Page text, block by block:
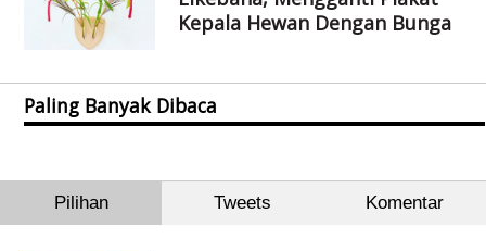
Kepala Hewan Dengan Bunga
Paling Banyak Dibaca
Pilihan Tweets Komentar